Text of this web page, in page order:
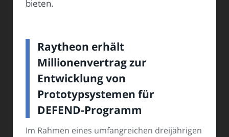
bieten.
Raytheon erhält
Millionenvertrag zur
Entwicklung von
Prototypsystemen für
DEFEND-Programm
Im Rahmen eines umfangreichen dreijährigen